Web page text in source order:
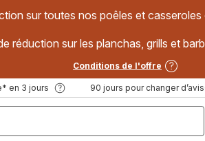
sur toutes nos poêles et
réduction sur les planchas, grills et
Conditions de l'offre
en 3 jours 90 jours pour changer d’avis